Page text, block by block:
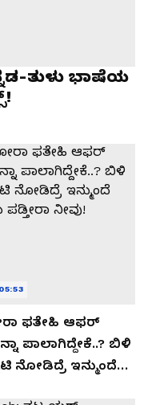
ತುಳು ಭಾಷೆಯ
ಫತೇಹಿ ಆಫರ್​
ಪಾಲಾಗಿದ್ದೇಕೆ..? ಬಿಳಿ
ನೋಡಿದ್ರೆ ಇನ್ಮುಂದೆ
05:53